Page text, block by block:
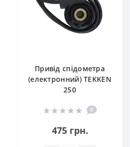
Привід спідометра
(електронний) TEKKEN
250
0
475 грн.